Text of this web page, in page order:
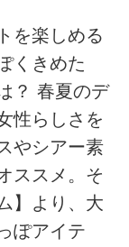
を楽しめる
くきめた
？ 春夏のデ
性らしさを
やシアー素
ススメ。そ
】より、大
ぽアイテ